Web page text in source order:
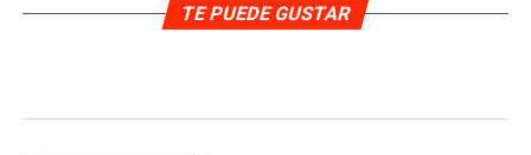
TE PUEDE GUSTAR